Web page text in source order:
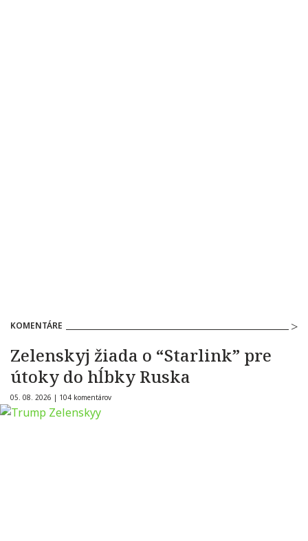
KOMENTÁRE
Zelenskyj žiada o “Starlink” pre
útoky do hĺbky Ruska
05. 08. 2026 | 104 komentárov